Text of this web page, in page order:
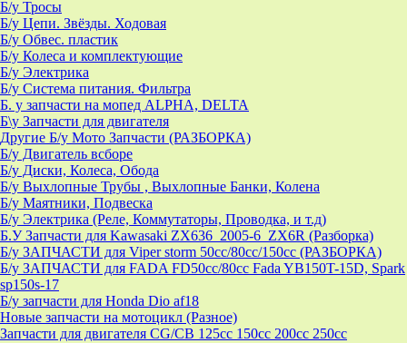
Б/у Тросы
Б/у Цепи. Звёзды. Ходовая
Б/у Обвес. пластик
Б/у Колеса и комплектующие
Б/у Электрика
Б/у Система питания. Фильтра
Б. у запчасти на мопед ALPHA, DELTA
Б\у Запчасти для двигателя
Другие Б/у Мото Запчасти (РАЗБОРКА)
Б/у Двигатель всборе
Б/у Диски, Колеса, Обода
Б/у Выхлопные Трубы , Выхлопные Банки, Колена
Б/у Маятники, Подвеска
Б/у Электрика (Реле, Коммутаторы, Проводка, и т.д)
Б.У Запчасти для Kawasaki ZX636_2005-6_ZX6R (Разборка)
Б/у ЗАПЧАСТИ для Viper storm 50cc/80cc/150cc (РАЗБОРКА)
Б/у ЗАПЧАСТИ для FADA FD50cc/80cc Fada YB150T-15D, Spark
sp150s-17
Б/у запчасти для Honda Dio af18
Новые запчасти на мотоцикл (Разное)
Запчасти для двигателя CG/CB 125cc 150cc 200cc 250cc